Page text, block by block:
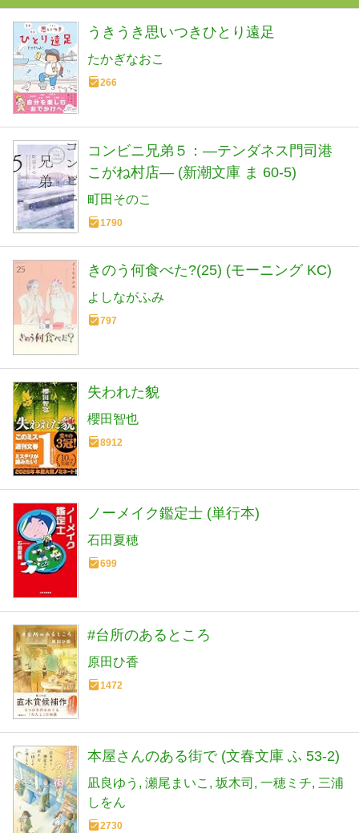
うきうき思いつきひとり遠足
たかぎなおこ
266
コンビニ兄弟５：―テンダネス門司港
こがね村店― (新潮文庫 ま 60-5)
町田そのこ
1790
きのう何食べた?(25) (モーニング KC)
よしながふみ
797
失われた貌
櫻田智也
8912
ノーメイク鑑定士 (単行本)
石田夏穂
699
#台所のあるところ
原田ひ香
1472
本屋さんのある街で (文春文庫 ふ 53-2)
凪良ゆう 瀬尾まいこ 坂木司 一穂ミチ 三浦
しをん
2730